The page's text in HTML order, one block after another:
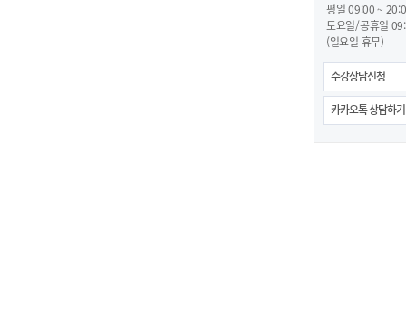
평일 09:00 ~
토요일/공휴일
(일요일 휴무)
수강상담신청
카카오톡 상담하기